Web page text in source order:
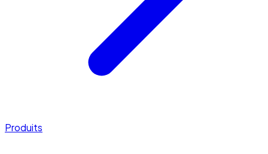
Produits